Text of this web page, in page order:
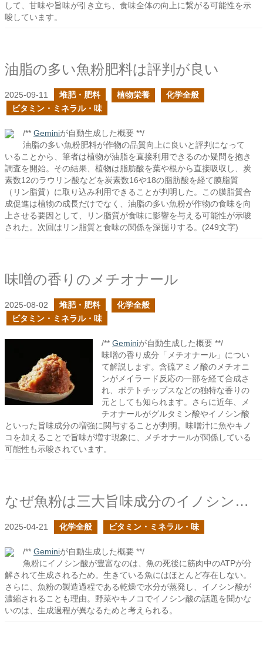
して、甘味や旨味が引き立ち、食味全体の向上に繋がる可能性を示
唆しています。
油脂の多い魚粉肥料は評判が良い
2025-09-11 堆肥・肥料 植物栄養
化学全般
ビタミン・ミネラル・味
/** Geminiが自動生成した概要 **/
油脂の多い魚粉肥料が作物の品質向上に良いと評判になって
いることから、筆者は植物が油脂を直接利用できるのか疑問を抱き
調査を開始。その結果、植物は脂肪酸を葉や根から直接吸収し、炭
素数12のラウリン酸などを炭素数16や18の脂肪酸を経て膜脂質
（リン脂質）に取り込み利用できることが判明した。この膜脂質合
成促進は植物の成長だけでなく、油脂の多い魚粉が作物の食味を向
上させる要因として、リン脂質が食味に影響を与える可能性が示唆
された。次回はリン脂質と食味の関係を深掘りする。(249文字)
味噌の香りのメチオナール
2025-08-02 堆肥・肥料
化学全般
ビタミン・ミネラル・味
/** Geminiが自動生成した概要 **/
味噌の香り成分「メチオナール」につい
て解説します。含硫アミノ酸のメチオニ
ンがメイラード反応の一部を経て合成さ
れ、ポテトチップスなどの独特な香りの
元としても知られます。さらに近年、メ
チオナールがグルタミン酸やイノシン酸
といった旨味成分の増強に関与することが判明。味噌汁に魚やキノ
コを加えることで旨味が増す現象に、メチオナールが関係している
可能性も示唆されています。
なぜ魚粉は三大旨味成分のイノシン酸が豊富なのだろう？
2025-04-21 化学全般 ビタミン・ミネラル・味
/** Geminiが自動生成した概要 **/
魚粉にイノシン酸が豊富なのは、魚の死後に筋肉中のATPが分
解されて生成されるため。生きている魚にはほとんど存在しない。
さらに、魚粉の製造過程である乾燥で水分が蒸発し、イノシン酸が
濃縮されることも理由。野菜やキノコでイノシン酸の話題を聞かな
いのは、生成過程が異なるためと考えられる。